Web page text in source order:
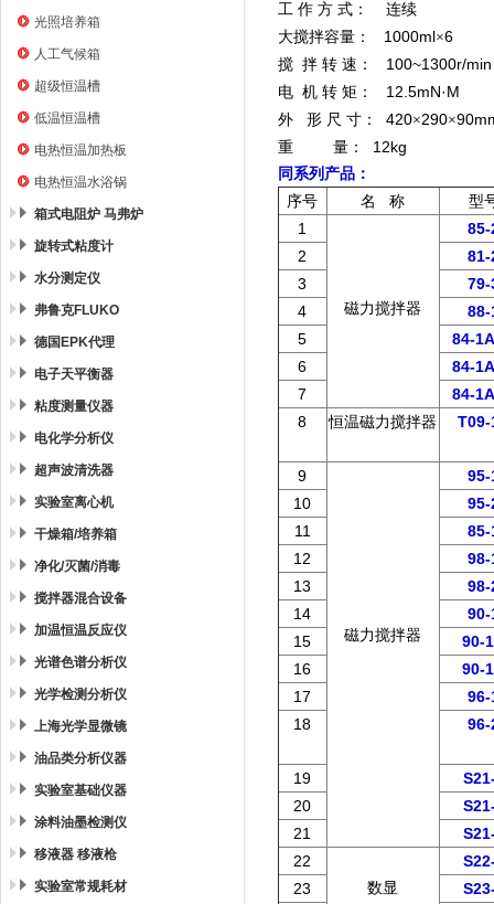
光照培养箱
人工气候箱
超级恒温槽
低温恒温槽
电热恒温加热板
电热恒温水浴锅
箱式电阻炉 马弗炉
旋转式粘度计
水分测定仪
弗鲁克FLUKO
德国EPK代理
电子天平衡器
粘度测量仪器
电化学分析仪
超声波清洗器
实验室离心机
干燥箱/培养箱
净化/灭菌/消毒
搅拌器混合设备
加温恒温反应仪
光谱色谱分析仪
光学检测分析仪
上海光学显微镜
油品类分析仪器
实验室基础仪器
涂料油墨检测仪
移液器 移液枪
实验室常规耗材
工 作 方 式：
连续
大搅拌容量：
1000ml×6
搅 拌 转 速： 100~1300r/min
电 机 转 矩： 12.5mN·M
外 形 尺 寸： 420×290×
重 量： 12kg
同系列产品：
序号
名 称
型
1
磁力搅拌器
85-
2
81-
3
79-
4
88-
5
84-
6
84-
7
84-
8
恒温磁力搅拌器 T09-
9
磁力搅拌器
95-
10
95-
11
85-
12
98-
13
98-
14
90-
15
90-
16
90-
17
96-
18
96-
19
20
21
22
数显
23